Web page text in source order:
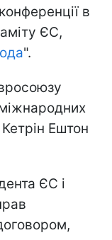
в
ЄС,
".
Ештон
ЄС і